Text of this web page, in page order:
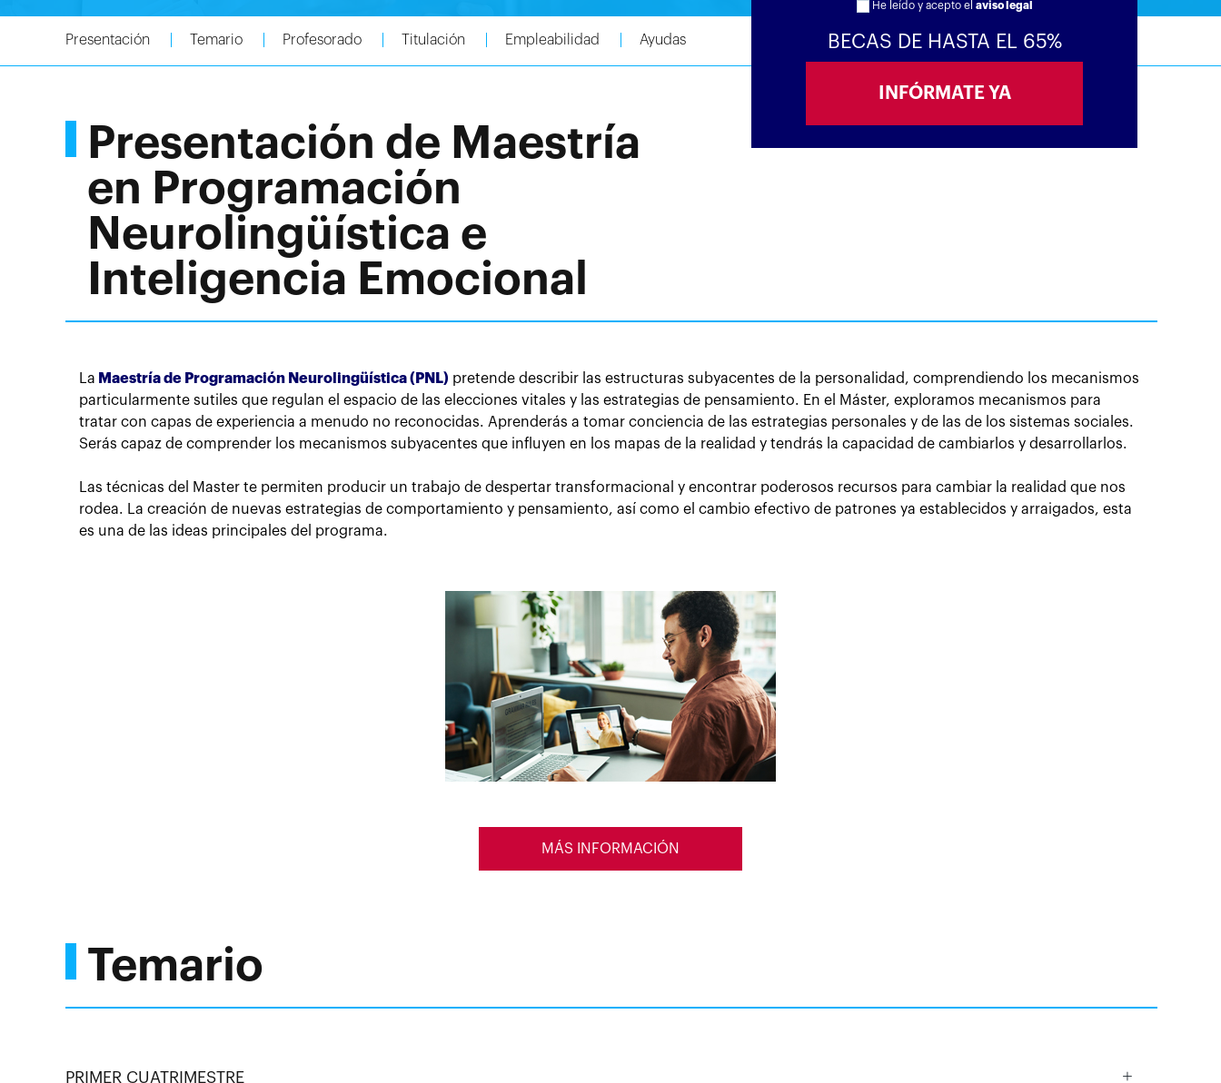
He leído y acepto el aviso legal
BECAS DE HASTA EL 65%
Presentación Temario Profesorado Titulación Empleabilidad Ayudas
Presentación de Maestría
en Programación
Neurolingüística e
Inteligencia Emocional
La Maestría de Programación Neurolingüística (PNL) pretende describir las estructuras subyacentes de la personalidad, comprendiendo los mecanismos
particularmente sutiles que regulan el espacio de las elecciones vitales y las estrategias de pensamiento. En el Máster, exploramos mecanismos para
tratar con capas de experiencia a menudo no reconocidas. Aprenderás a tomar conciencia de las estrategias personales y de las de los sistemas sociales.
Serás capaz de comprender los mecanismos subyacentes que influyen en los mapas de la realidad y tendrás la capacidad de cambiarlos y desarrollarlos.
Las técnicas del Master te permiten producir un trabajo de despertar transformacional y encontrar poderosos recursos para cambiar la realidad que nos
rodea. La creación de nuevas estrategias de comportamiento y pensamiento, así como el cambio efectivo de patrones ya establecidos y arraigados, esta
es una de las ideas principales del programa.
MÁS INFORMACIÓN
Temario
PRIMER CUATRIMESTRE